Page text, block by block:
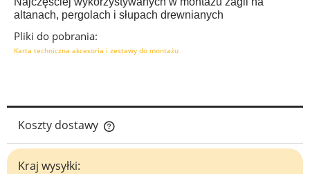
altanach, pergolach i słupach drewnianych
Pliki do pobrania:
Karta techniczna akcesoria i zestawy do montażu
Koszty dostawy
Cena nie zawiera ewentualnych kosztów płatności
Kraj wysyłki: